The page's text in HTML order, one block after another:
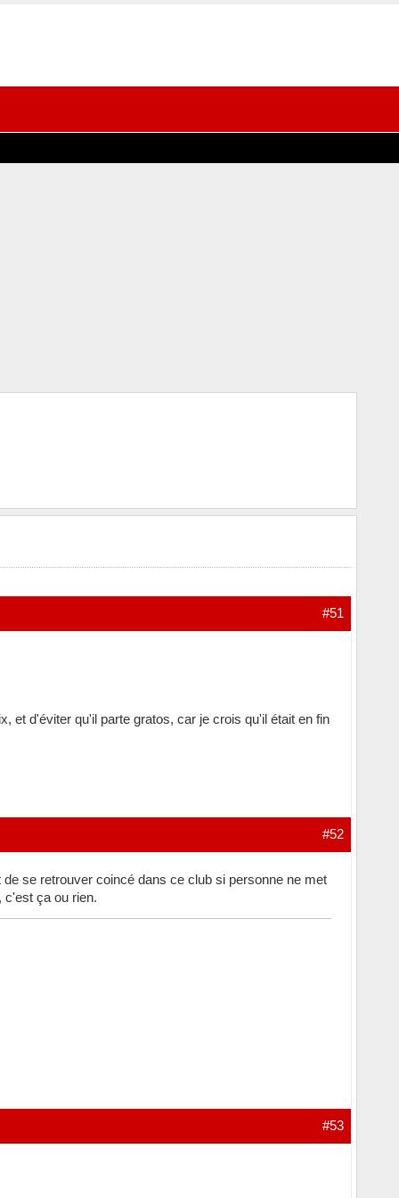
#51
et d'éviter qu'il parte gratos, car je crois qu'il était en fin
#52
se retrouver coincé dans ce club si personne ne met
c'est ça ou rien.
#53